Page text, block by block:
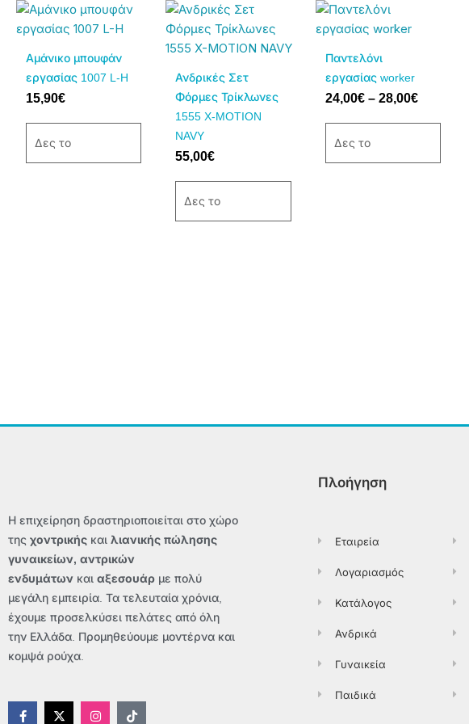
Αμάνικο μπουφάν
εργασίας 1007 L-H
15,90€
Δες το
Αυτό
το
έχει
πολλαπλές
παραλλαγές.
Οι
επιλογές
μπορούν
Ανδρικές Σετ
Φόρμες Τρίκλωνες
1555 X-MOTION
NAVY
55,00€
Δες το
Αυτό
το
προϊόν
πολλαπλές
παραλλαγές.
Οι
επιλογές
μπορούν
να
επιλεγούν
στη
Παντελόνι
εργασίας worker
24,00€ – 28,00€
Δες το
Αυτό
το
έχει
πολλαπλές
παραλλαγές.
Οι
επιλογές
μπορούν
Η επιχείρηση δραστηριοποιείται στο χώρο
της χοντρικής και λιανικής πώλησης
γυναικείων, αντρικών
ενδυμάτων και αξεσουάρ με πολύ
μεγάλη εμπειρία. Τα τελευταία χρόνια,
έχουμε προσελκύσει πελάτες από όλη
την Ελλάδα. Προμηθεύουμε μοντέρνα και
κομψά ρούχα.
F
a -
I
n
T
i
Πλοήγηση
Εταιρεία
Λογαριασμός
Κατάλογος
Ανδρικά
Γυναικεία
Παιδικά